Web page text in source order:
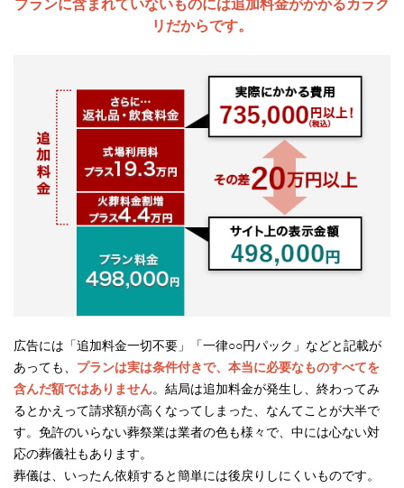
プランに含まれていないものには追加料金がかかるカラク
リだからです。
広告には「追加料金一切不要」「一律○○円パック」などと記載が
あっても、 プランは実は条件付きで、本当に必要なものすべてを
含んだ額ではありません。結局は追加料金が発生し、終わってみ
るとかえって請求額が高くなってしまった、なんてことが大半で
す。免許のいらない葬祭業は業者の色も様々で、中には心ない対
応の葬儀社もあります。
葬儀は、いったん依頼すると簡単には後戻りしにくいものです。